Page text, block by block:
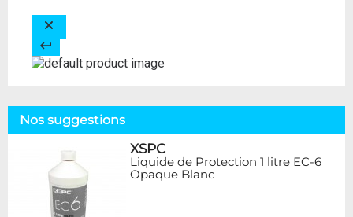
Nos suggestions
XSPC
Liquide de Protection 1 litre EC-6
Opaque Blanc